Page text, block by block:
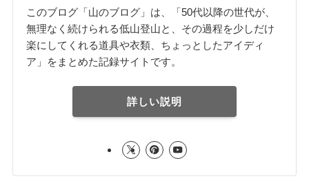
このブログ「山のブログ」は、「50代以降の世代が、
無理なく続けられる低山登山と、その過程を少しだけ
楽にしてくれる道具や衣類、ちょっとしたアイディ
ア」をまとめた記録サイトです。
詳しい説明